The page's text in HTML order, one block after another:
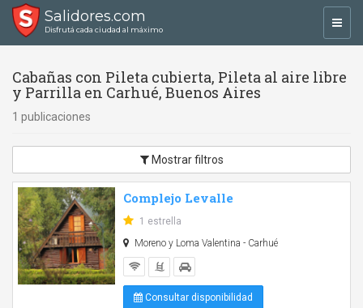
Salidores.com
Disfrutá cada ciudad al máximo
Cabañas con Pileta cubierta, Pileta al aire libre
y Parrilla en Carhué, Buenos Aires
1 publicaciones
Mostrar filtros
Complejo Levalle
1 estrella
Moreno y Loma Valentina - Carhué
Consultar disponibilidad